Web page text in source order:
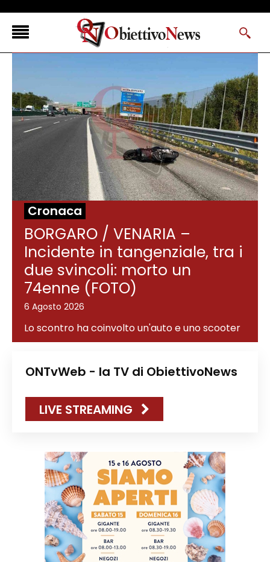
FLASH NEWS
NEWS DAL RESTO D’ITALIA
ONTVWEB
CANAVESELOCAL
PROMOREDAZIONALI
ONSTYLE MAGAZINE
Redazione
Contatti
Lavora con noi
Pubblicità
Pubblicitá Elettorale 2026
Condizioni gener. acquisto spazi
Privacy Policy
Normativa sulle correzioni
Normativa deontologica
Cronaca
BORGARO / VENARIA –
Incidente in tangenziale, tra i
due svincoli: morto un
74enne (FOTO)
6 Agosto 2026
Lo scontro ha coinvolto un'auto e uno scooter
ONTvWeb - la TV di ObiettivoNews
LIVE STREAMING